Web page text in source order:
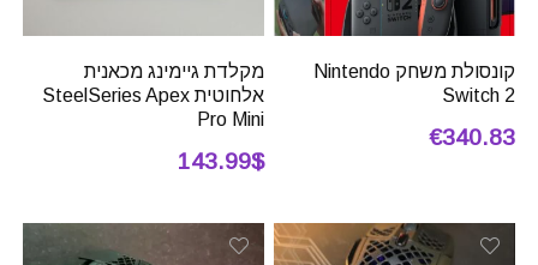
קונסולת משחק Nintendo
Switch 2
€340.83
מקלדת גיימינג מכאנית
אלחוטית SteelSeries Apex
Pro Mini
143.99$